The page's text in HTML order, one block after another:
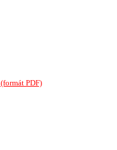
(formát PDF)